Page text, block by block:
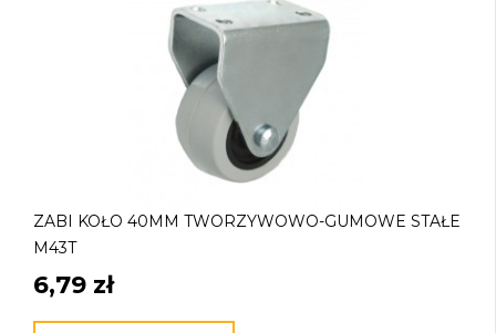
ZABI KOŁO 40MM TWORZYWOWO-GUMOWE STAŁE
M43T
6,79 zł